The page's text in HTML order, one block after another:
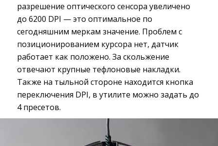
разрешение оптического сенсора увеличено
до 6200 DPI — это оптимальное по
сегодняшним меркам значение. Проблем с
позиционированием курсора нет, датчик
работает как положено. За скольжение
отвечают крупные тефлоновые накладки.
Также на тыльной стороне находится кнопка
переключения DPI, в утилите можно задать до
4 пресетов.